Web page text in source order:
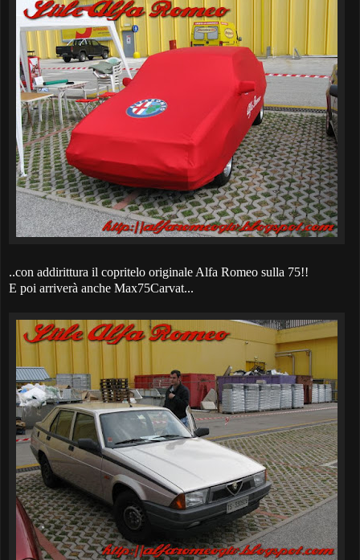
..con addirittura il copritelo originale Alfa Romeo sulla 75!!
E poi arriverà anche Max75Carvat...